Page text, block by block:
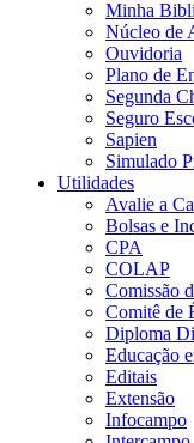
Minha
Núcleo de
Ouvidoria
Plano de
Segunda
Seguro
Sapien
Simulado
Utilidades
Avalie a
Bolsas e
CPA
COLAP
Comissão
Comitê de
Diploma
Educação
Editais
Extensão
Infocampo